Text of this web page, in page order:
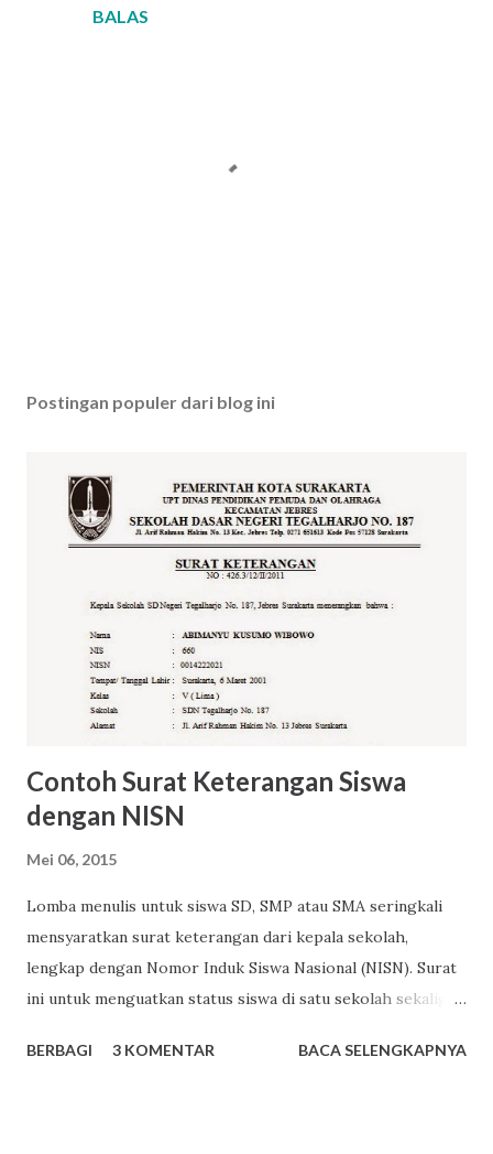
BALAS
s
Postingan populer dari blog ini
Contoh Surat Keterangan Siswa
dengan NISN
Mei 06, 2015
Lomba menulis untuk siswa SD, SMP atau SMA seringkali
mensyaratkan surat keterangan dari kepala sekolah,
lengkap dengan Nomor Induk Siswa Nasional (NISN). Surat
ini untuk menguatkan status siswa di satu sekolah sekaligus
siswanya yang ingin mengikuti suatu lomba. Surat
BERBAGI 3 KOMENTAR BACA SELENGKAPNYA